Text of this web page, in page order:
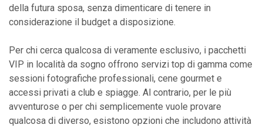
della futura sposa, senza dimenticare di tenere in
considerazione il budget a disposizione.
Per chi cerca qualcosa di veramente esclusivo, i pacchetti
VIP in località da sogno offrono servizi top di gamma come
sessioni fotografiche professionali, cene gourmet e
accessi privati a club e spiagge. Al contrario, per le più
avventurose o per chi semplicemente vuole provare
qualcosa di diverso, esistono opzioni che includono attività